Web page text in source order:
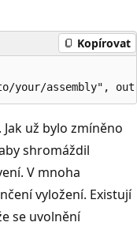
Kopírovat
už bylo zmíněno
shromáždil
V mnoha
vyložení. Existují
se uvolnění